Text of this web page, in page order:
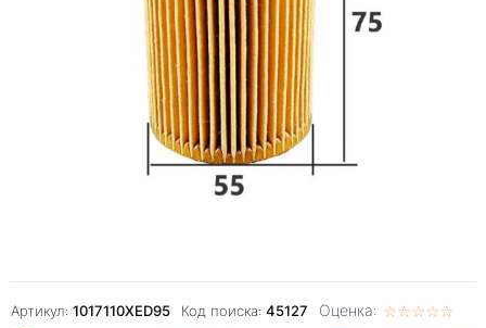
Артикул: 1017110XED95 Код поиска: 45127 Оценка: ☆☆☆☆☆
★★★★★